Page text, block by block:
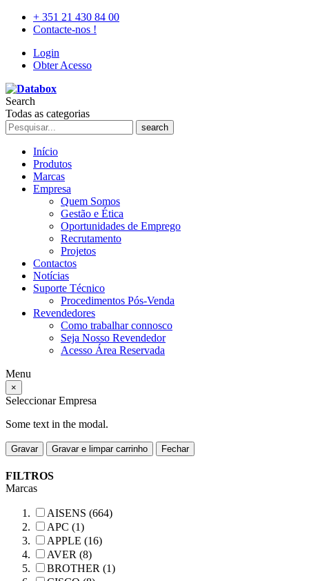
+ 351 21 430 84 00
Contacte-nos !
Login
Obter Acesso
Search
Todas as categorias
search
Início
Produtos
Marcas
Empresa
Quem Somos
Gestão e Ética
Oportunidades de Emprego
Recrutamento
Projetos
Contactos
Notícias
Suporte Técnico
Procedimentos Pós-Venda
Revendedores
Como trabalhar connosco
Seja Nosso Revendedor
Acesso Área Reservada
Menu
×
Seleccionar Empresa
Some text in the modal.
Gravar Gravar e limpar carrinho Fechar
FILTROS
Marcas
AISENS (664)
APC (1)
APPLE (16)
AVER (8)
BROTHER (1)